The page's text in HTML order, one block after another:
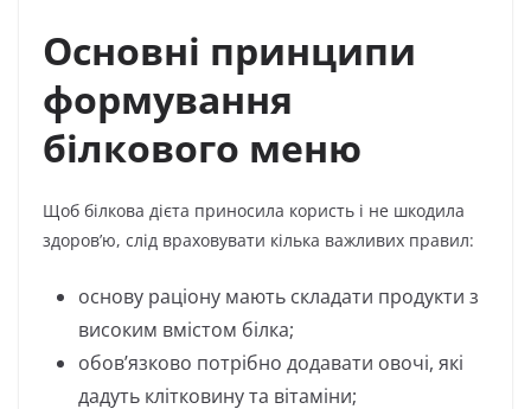
Основні принципи
формування
білкового меню
Щоб білкова дієта приносила користь і не шкодила
здоров’ю, слід враховувати кілька важливих правил:
основу раціону мають складати продукти з
високим вмістом білка;
обов’язково потрібно додавати овочі, які
дадуть клітковину та вітаміни;